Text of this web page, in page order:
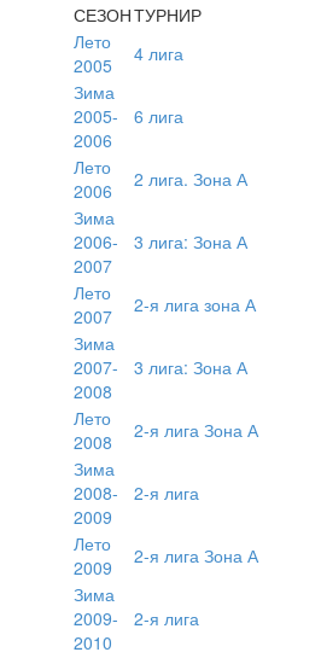
СЕЗОНТУРНИР
Лето
2005
4 лига
Зима
2005-
2006
6 лига
Лето
2006
2 лига. Зона А
Зима
2006-
2007
3 лига: Зона А
Лето
2007
2-я лига зона А
Зима
2007-
2008
3 лига: Зона А
Лето
2008
2-я лига Зона А
Зима
2008-
2009
2-я лига
Лето
2009
2-я лига Зона А
Зима
2009-
2010
2-я лига